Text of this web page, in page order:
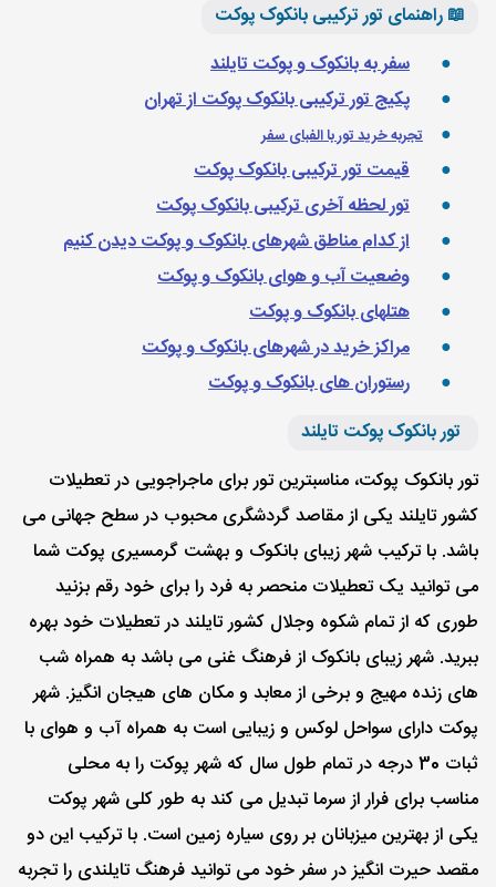
📖 راهنمای تور ترکیبی بانکوک پوکت
سفر به بانکوک و پوکت تایلند
پکیج تور ترکیبی بانکوک پوکت از تهران
تجربه خرید تور با الفبای سفر
قیمت تور ترکیبی بانکوک پوکت
تور لحظه آخری ترکیبی بانکوک پوکت
از کدام مناطق شهرهای بانکوک و پوکت دیدن کنیم
وضعیت آب و هوای بانکوک و پوکت
هتلهای بانکوک و پوکت
مراکز خرید در شهرهای بانکوک و پوکت
رستوران های بانکوک و پوکت
تور بانکوک پوکت تایلند
تور بانکوک پوکت، مناسبترین تور برای ماجراجویی در تعطیلات
کشور تایلند یکی از مقاصد گردشگری محبوب در سطح جهانی می
باشد. با ترکیب شهر زیبای بانکوک و بهشت گرمسیری پوکت شما
می توانید یک تعطیلات منحصر به فرد را برای خود رقم بزنید
طوری که از تمام شکوه وجلال کشور تایلند در تعطیلات خود بهره
ببرید. شهر زیبای بانکوک از فرهنگ غنی می باشد به همراه شب
های زنده مهیج و برخی از معابد و مکان های هیجان انگیز. شهر
پوکت دارای سواحل لوکس و زیبایی است به همراه آب و هوای با
ثبات 30 درجه در تمام طول سال که شهر پوکت را به محلی
مناسب برای فرار از سرما تبدیل می کند به طور کلی شهر پوکت
یکی از بهترین میزبانان بر روی سیاره زمین است. با ترکیب این دو
مقصد حیرت انگیز در سفر خود می توانید فرهنگ تایلندی را تجربه